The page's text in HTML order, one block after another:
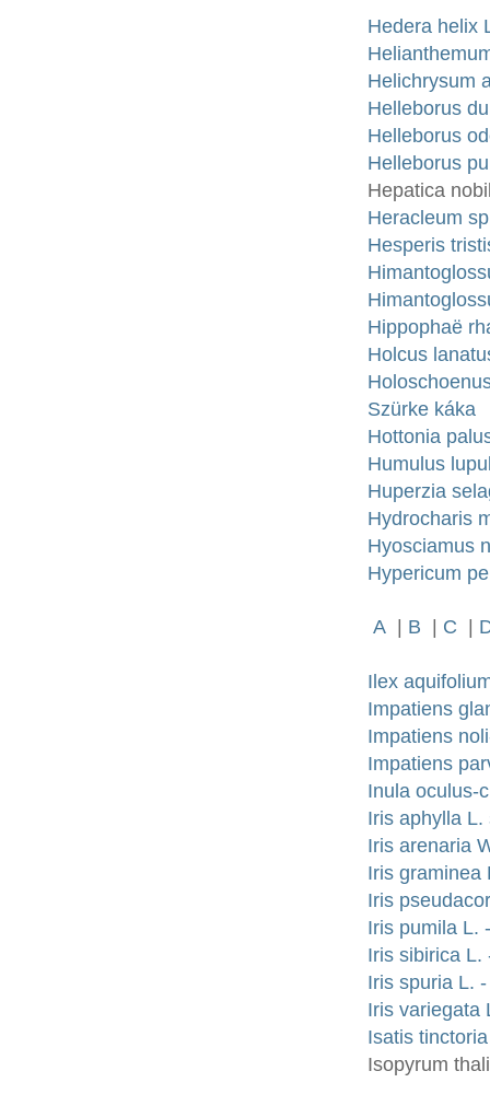
Hedera helix
Helichrysum
Helleborus
Helleborus
Helleborus
Hepatica
Heracleum
Hesperis
Hippophaë
Holcus
Szürke káka
Hottonia
Humulus
Huperzia
Hydrocharis
Hyosciamus
Hypericum
A B C
Ilex
Impatiens
Impatiens
Impatiens
Inula oculus-
Iris aphylla
Iris arenaria
Iris graminea
Iris
Iris pumila L.
Iris sibirica L.
Iris spuria L.
Iris variegata
Isatis
Isopyrum